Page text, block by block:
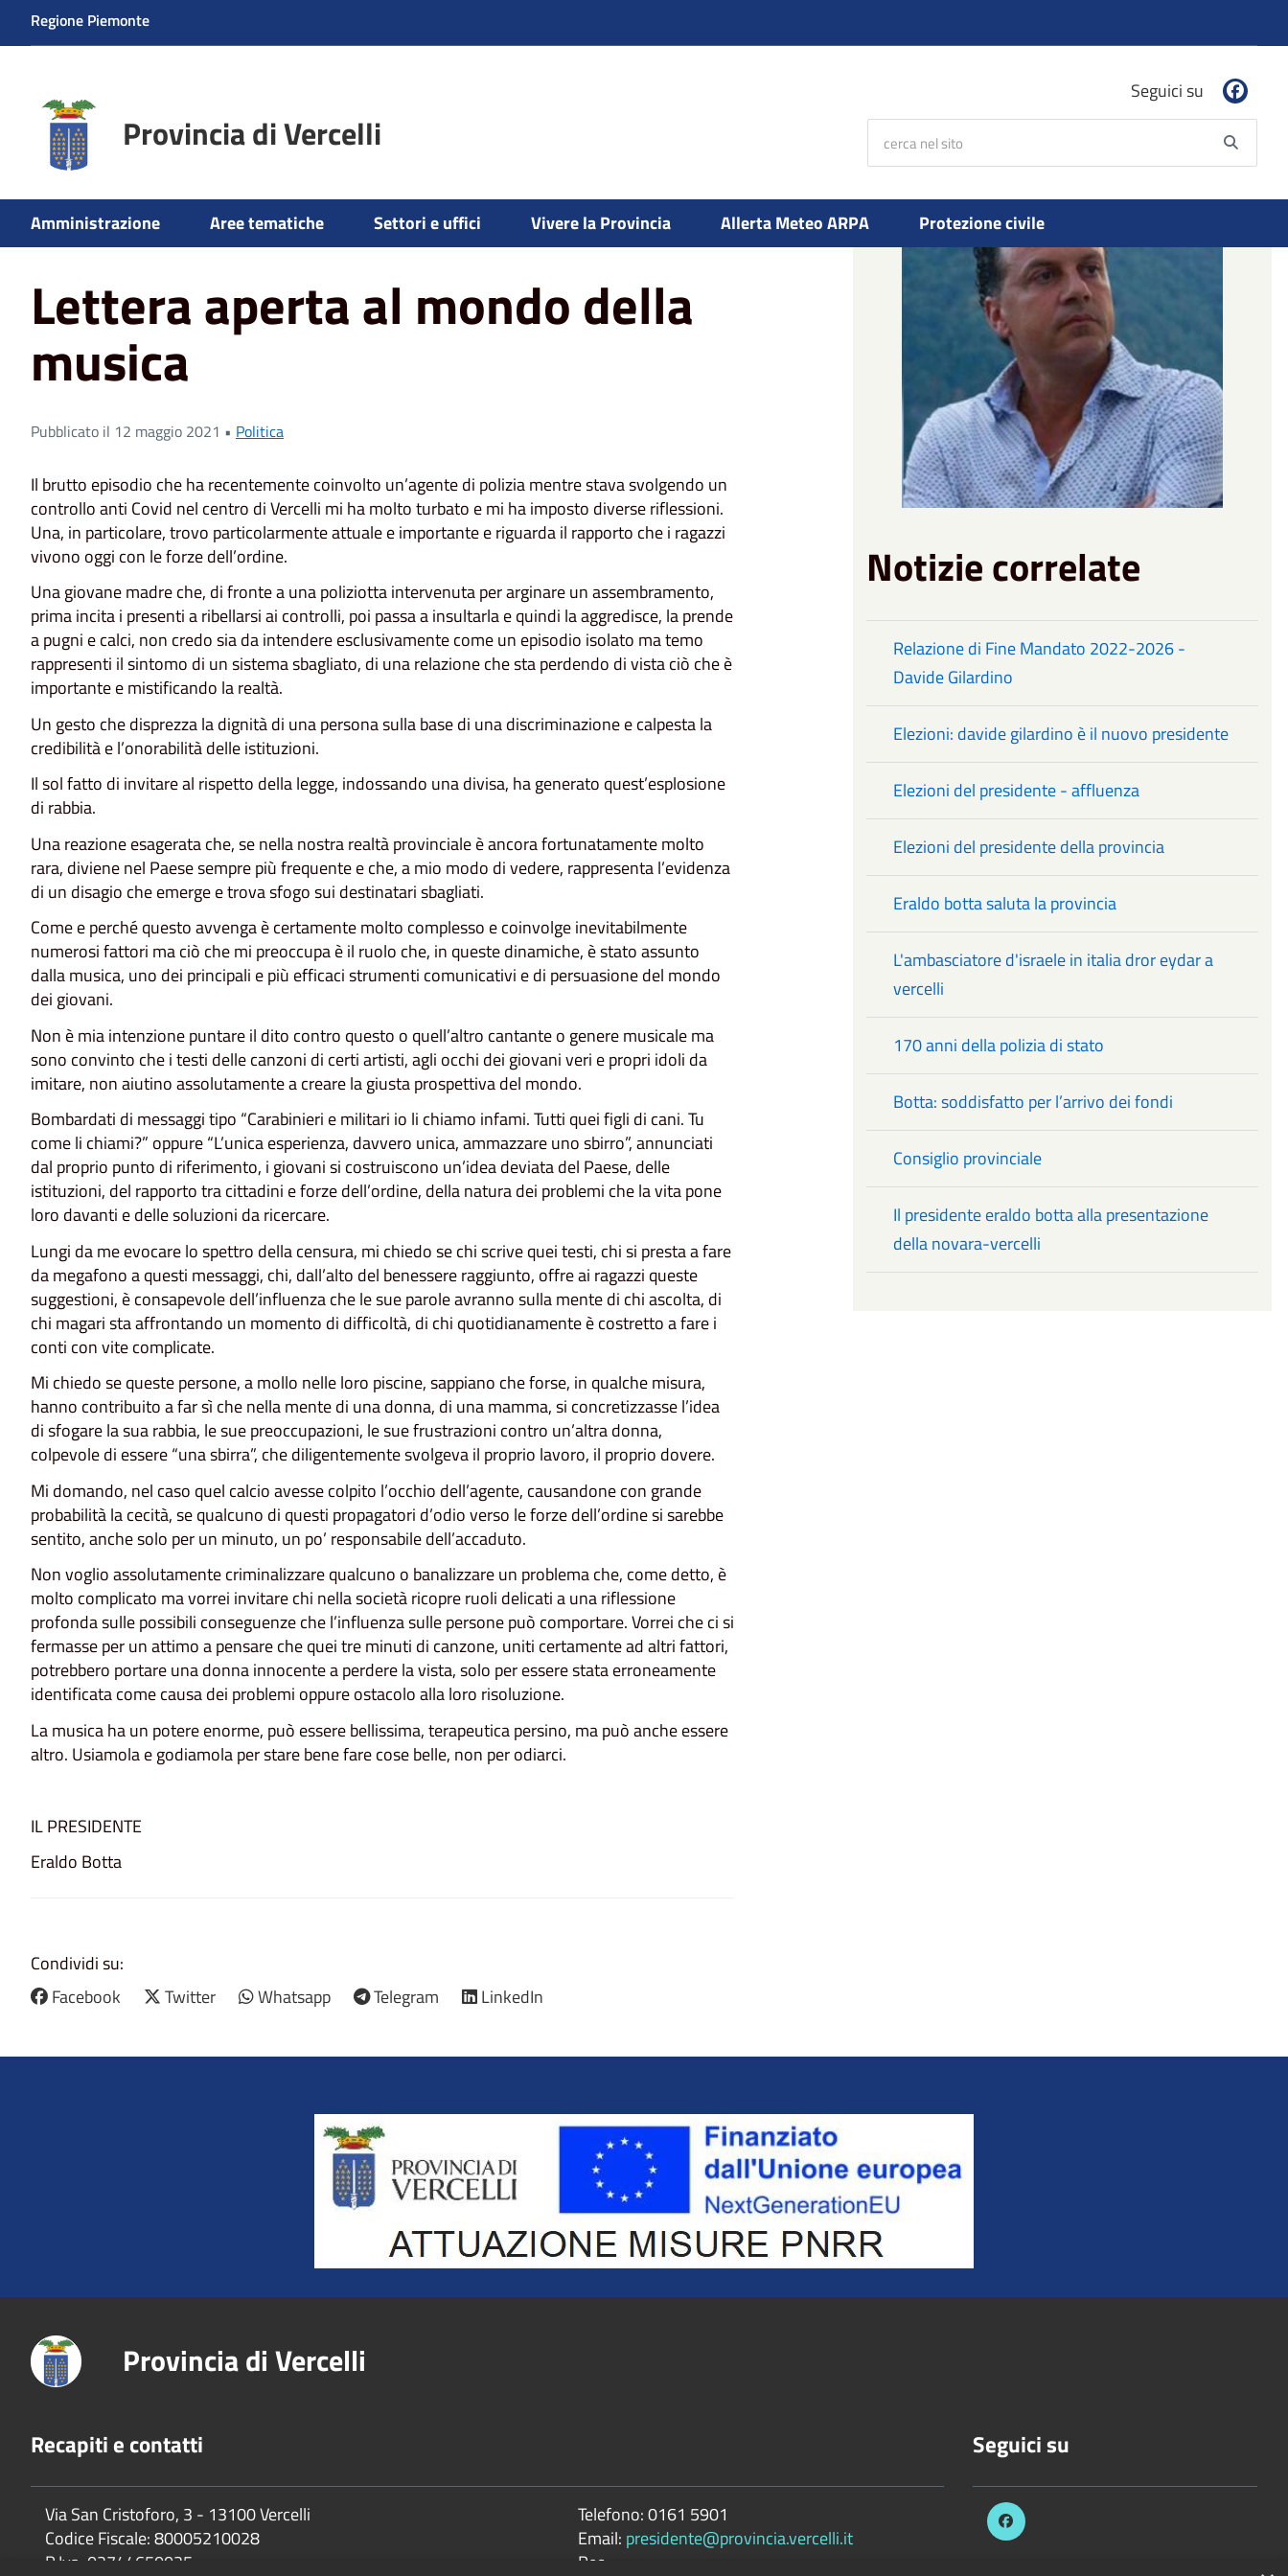
Regione Piemonte
Provincia di Vercelli
Seguici su
Amministrazione Aree tematiche Settori e uffici Vivere la Provincia Allerta Meteo ARPA Protezione civile
Home News Lettera aperta al mondo della musica
Lettera aperta al mondo della
musica
Pubblicato il 12 maggio 2021 • Politica
Il brutto episodio che ha recentemente coinvolto un’agente di polizia mentre stava svolgendo un
controllo anti Covid nel centro di Vercelli mi ha molto turbato e mi ha imposto diverse riflessioni.
Una, in particolare, trovo particolarmente attuale e importante e riguarda il rapporto che i ragazzi
vivono oggi con le forze dell’ordine.
Una giovane madre che, di fronte a una poliziotta intervenuta per arginare un assembramento,
prima incita i presenti a ribellarsi ai controlli, poi passa a insultarla e quindi la aggredisce, la prende
a pugni e calci, non credo sia da intendere esclusivamente come un episodio isolato ma temo
rappresenti il sintomo di un sistema sbagliato, di una relazione che sta perdendo di vista ciò che è
importante e mistificando la realtà.
Un gesto che disprezza la dignità di una persona sulla base di una discriminazione e calpesta la
credibilità e l’onorabilità delle istituzioni.
Il sol fatto di invitare al rispetto della legge, indossando una divisa, ha generato quest’esplosione
di rabbia.
Una reazione esagerata che, se nella nostra realtà provinciale è ancora fortunatamente molto
rara, diviene nel Paese sempre più frequente e che, a mio modo di vedere, rappresenta l’evidenza
di un disagio che emerge e trova sfogo sui destinatari sbagliati.
Come e perché questo avvenga è certamente molto complesso e coinvolge inevitabilmente
numerosi fattori ma ciò che mi preoccupa è il ruolo che, in queste dinamiche, è stato assunto
dalla musica, uno dei principali e più efficaci strumenti comunicativi e di persuasione del mondo
dei giovani.
Non è mia intenzione puntare il dito contro questo o quell’altro cantante o genere musicale ma
sono convinto che i testi delle canzoni di certi artisti, agli occhi dei giovani veri e propri idoli da
imitare, non aiutino assolutamente a creare la giusta prospettiva del mondo.
Bombardati di messaggi tipo “Carabinieri e militari io li chiamo infami. Tutti quei figli di cani. Tu
come li chiami?” oppure “L’unica esperienza, davvero unica, ammazzare uno sbirro”, annunciati
dal proprio punto di riferimento, i giovani si costruiscono un’idea deviata del Paese, delle
istituzioni, del rapporto tra cittadini e forze dell’ordine, della natura dei problemi che la vita pone
loro davanti e delle soluzioni da ricercare.
Lungi da me evocare lo spettro della censura, mi chiedo se chi scrive quei testi, chi si presta a fare
da megafono a questi messaggi, chi, dall’alto del benessere raggiunto, offre ai ragazzi queste
suggestioni, è consapevole dell’influenza che le sue parole avranno sulla mente di chi ascolta, di
chi magari sta affrontando un momento di difficoltà, di chi quotidianamente è costretto a fare i
conti con vite complicate.
Mi chiedo se queste persone, a mollo nelle loro piscine, sappiano che forse, in qualche misura,
hanno contribuito a far sì che nella mente di una donna, di una mamma, si concretizzasse l’idea
di sfogare la sua rabbia, le sue preoccupazioni, le sue frustrazioni contro un’altra donna,
colpevole di essere “una sbirra”, che diligentemente svolgeva il proprio lavoro, il proprio dovere.
Mi domando, nel caso quel calcio avesse colpito l’occhio dell’agente, causandone con grande
probabilità la cecità, se qualcuno di questi propagatori d’odio verso le forze dell’ordine si sarebbe
sentito, anche solo per un minuto, un po’ responsabile dell’accaduto.
Non voglio assolutamente criminalizzare qualcuno o banalizzare un problema che, come detto, è
molto complicato ma vorrei invitare chi nella società ricopre ruoli delicati a una riflessione
profonda sulle possibili conseguenze che l’influenza sulle persone può comportare. Vorrei che ci si
fermasse per un attimo a pensare che quei tre minuti di canzone, uniti certamente ad altri fattori,
potrebbero portare una donna innocente a perdere la vista, solo per essere stata erroneamente
identificata come causa dei problemi oppure ostacolo alla loro risoluzione.
La musica ha un potere enorme, può essere bellissima, terapeutica persino, ma può anche essere
altro. Usiamola e godiamola per stare bene fare cose belle, non per odiarci.
IL PRESIDENTE
Eraldo Botta
Condividi su:
Facebook
Twitter Whatsapp Telegram LinkedIn
Notizie correlate
Relazione di Fine Mandato 2022-2026 -
Davide Gilardino
Elezioni: davide gilardino è il nuovo presidente
Elezioni del presidente - affluenza
Elezioni del presidente della provincia
Eraldo botta saluta la provincia
L'ambasciatore d'israele in italia dror eydar a
vercelli
170 anni della polizia di stato
Botta: soddisfatto per l’arrivo dei fondi
Consiglio provinciale
Il presidente eraldo botta alla presentazione
della novara-vercelli
Title
Provincia di Vercelli
Recapiti e contatti
Via San Cristoforo, 3 - 13100 Vercelli
Codice Fiscale:80005210028
P.Iva: 02744650025
Telefono:0161 5901
Email: presidente@provincia.vercelli.it
Pec:
Seguici su